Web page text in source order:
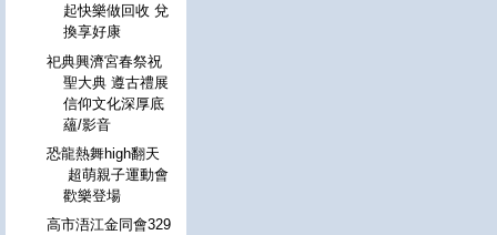
起快樂做回收 兌
換享好康
祀典興濟宮春祭祝
聖大典 遵古禮展
信仰文化深厚底
蘊/影音
恐龍熱舞high翻天
超萌親子運動會
歡樂登場
高市浯江金同會329